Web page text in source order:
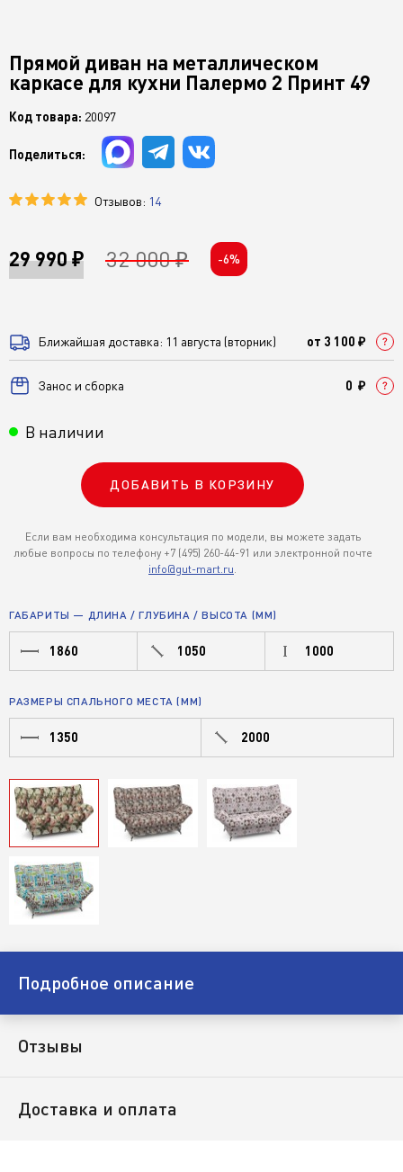
Прямой диван на металлическом
каркасе для кухни Палермо 2 Принт 49
Код товара: 20097
Поделиться:
Отзывов: 14
29 990 ₽ 32 000 ₽ -6%
Ближайшая доставка: 11 августа (вторник) от 3 100 ₽
Занос и сборка 0 ₽
В наличии
ДОБАВИТЬ В КОРЗИНУ
Если вам необходима консультация по модели, вы можете задать
любые вопросы по телефону +7 (495) 260-44-91 или электронной почте
info@gut-mart.ru.
ГАБАРИТЫ — ДЛИНА / ГЛУБИНА / ВЫСОТА (ММ)
1860 1050 1000
РАЗМЕРЫ СПАЛЬНОГО МЕСТА (ММ)
1350 2000
Подробное описание
Отзывы
Доставка и оплата